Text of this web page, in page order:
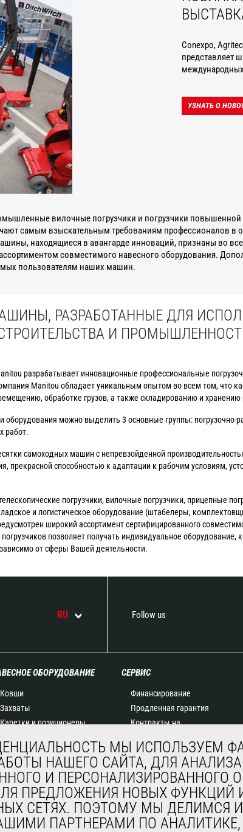
Conexpo,
представляет
УЗНАТЬ О
вилочные погрузчики и погрузчики
самым взыскательным требованиям профессионалов в
находящиеся в авангарде инноваций, признаны во
совместимого навесного оборудования.
пользователям наших машин.
РАЗРАБОТАННЫЕ ДЛЯ
И
разрабатывает инновационные профессиональные
Manitou обладает уникальным опытом во всем том, что
обработке грузов, а также складированию и хранению
можно выделить 3 основные группы: погрузочно-
работ.
самоходных машин с непревзойденной
прекрасной способностью к адаптации к рабочим условиям,
погрузчики, вилочные погрузчики, прицепные
и логистическое оборудование (штабелеры,
широкий ассортимент сертифицированного
позволяет получать индивидуальное оборудование,
от сферы Вашей деятельности.
RU Follow us
ОБОРУДОВАНИЕ
Ковши
Захваты
Каретки и позиционеры
Краны-балки и краны
Платформы
Бункеры
Щетки и мойки
Лебедки
Навесное оборудование
СЕРВИС
Финансирование
Продленная гарантия
Контракты на
обслуживание
Запасные части
Система удаленного
мониторинга
Программное
обеспечение для
МЫ ИСПОЛЬЗУЕМ
НАШЕГО САЙТА, ДЛЯ
И
ПРЕДЛОЖЕНИЯ НОВЫХ ФУНКЦИЙ
СЕТЯХ. ПОЭТОМУ МЫ ДЕЛИМСЯ
ПАРТНЕРАМИ ПО